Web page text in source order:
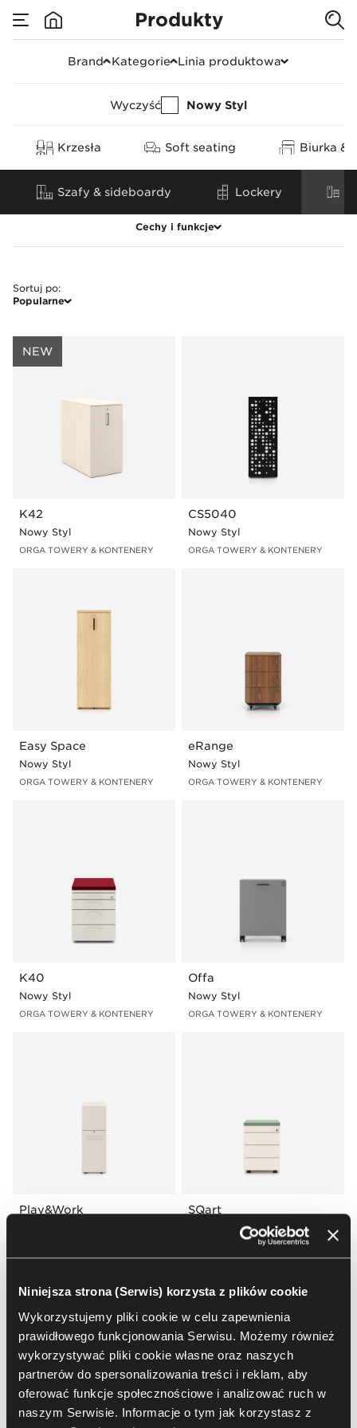
Niniejsza strona (Serwis) korzysta z plików cookie
Wykorzystujemy pliki cookie w celu zapewnienia
prawidłowego funkcjonowania Serwisu. Możemy również
wykorzystywać pliki cookie własne oraz naszych
partnerów do spersonalizowania treści i reklam, aby
oferować funkcje społecznościowe i analizować ruch w
naszym Serwisie. Informacje o tym jak korzystasz z
Produkty
Orga towery &
Brand Kategorie Linia produktowa
Wyczyść Nowy Styl
Krzesła Soft seating Biurka &
Szafy & sideboardy Lockery
Cechy i funkcje
Wyczyść
Kategoria produktu
Aby zobaczyć produkt o wybranych cechach, kliknij w
zdjęcie prezentujące daną linię, a następnie przejdź do
sekcji "Przykładowe konfiguracje".
Sortuj po:
Popularne
NEW
K42
Nowy Styl
ORGA TOWERY & KONTENERY
CS5040
Nowy Styl
ORGA TOWERY & KONTENERY
Easy Space
Nowy Styl
ORGA TOWERY & KONTENERY
eRange
Nowy Styl
ORGA TOWERY & KONTENERY
K40
Nowy Styl
ORGA TOWERY & KONTENERY
Offa
Nowy Styl
ORGA TOWERY & KONTENERY
Play&Work SQart
ORGA TOWERY & KONTENERY